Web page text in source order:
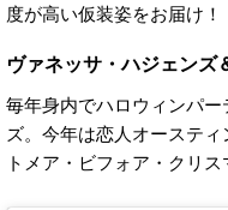
度が高い仮装姿をお届け！
ヴァネッサ・ハジェンズ
毎年身内でハロウィンパ
ズ。今年は恋人オーステ
トメア・ビフォア・クリ